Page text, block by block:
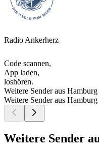
Radio Ankerherz
Code scannen,
App laden,
loshören.
Weitere Sender aus Hamburg
Weitere Sender aus Hamburg
Weitere Sender